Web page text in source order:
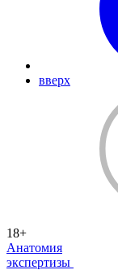
вверх
18+
Анатомия
экспертизы